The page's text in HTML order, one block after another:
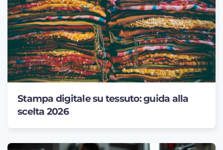
Stampa digitale su tessuto: guida alla
scelta 2026